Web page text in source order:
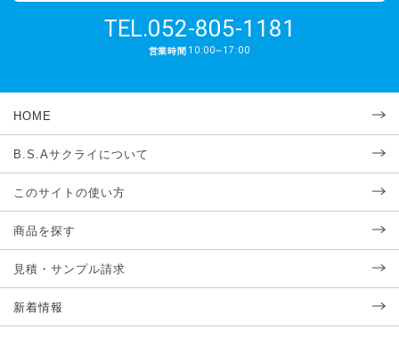
TEL.052-805-1181
営業時間 10:00~17:00
HOME
B.S.Aサクライについて
このサイトの使い方
商品を探す
見積・サンプル請求
新着情報